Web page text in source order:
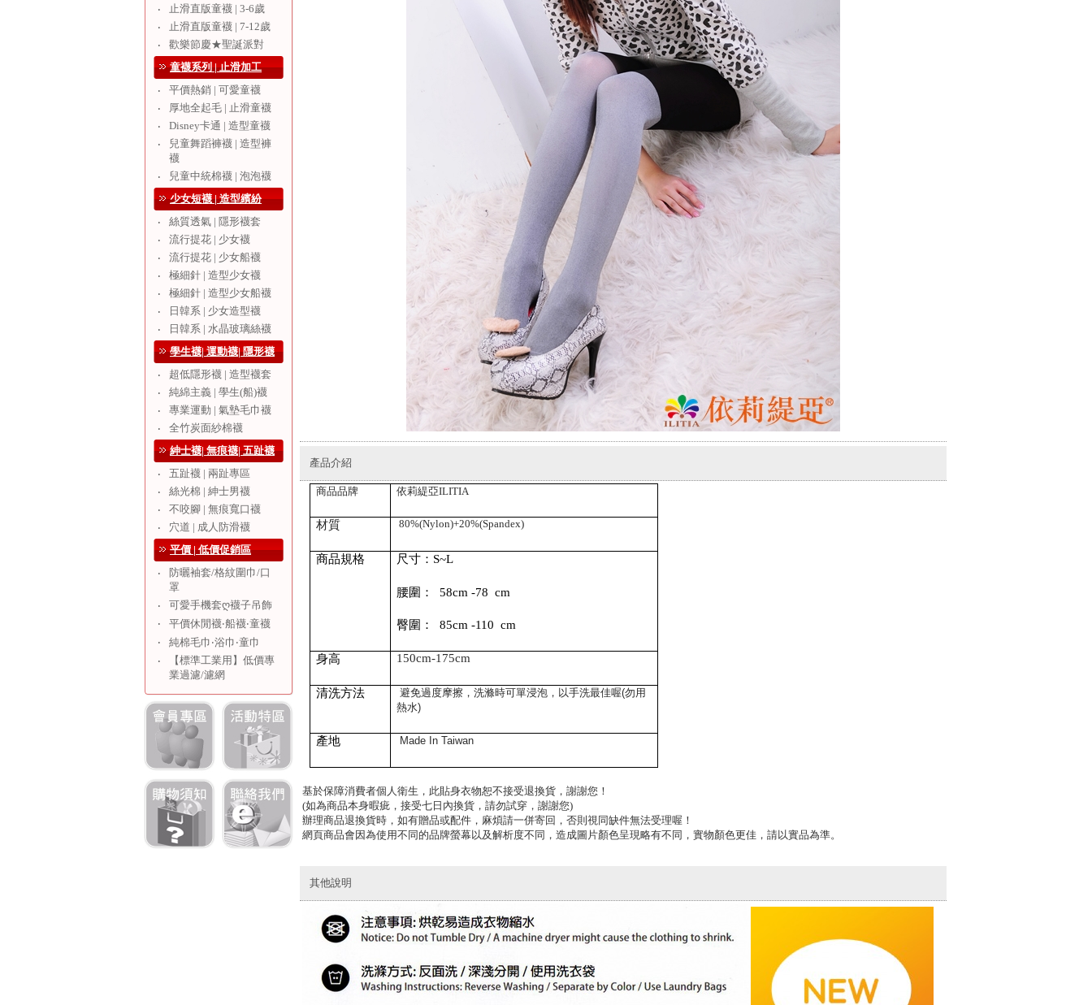
‧
止滑直版童襪 | 3-6歲
‧
止滑直版童襪 | 7-12歲
‧
歡樂節慶★聖誕派對
童襪系列 | 止滑加工
‧
平價熱銷 | 可愛童襪
‧
厚地全起毛 | 止滑童襪
‧
Disney卡通 | 造型童襪
‧
兒童舞蹈褲襪 | 造型褲
襪
‧
兒童中統棉襪 | 泡泡襪
少女短襪 | 造型繽紛
‧
絲質透氣 | 隱形襪套
‧
流行提花 | 少女襪
‧
流行提花 | 少女船襪
‧
極細針 | 造型少女襪
‧
極細針 | 造型少女船襪
‧
日韓系 | 少女造型襪
‧
日韓系 | 水晶玻璃絲襪
學生襪| 運動襪| 隱形襪
‧
超低隱形襪 | 造型襪套
‧
純綿主義 | 學生(船)襪
‧
專業運動 | 氣墊毛巾襪
‧
全竹炭面紗棉襪
紳士襪| 無痕襪| 五趾襪
‧
五趾襪 | 兩趾專區
‧
絲光棉 | 紳士男襪
‧
不咬腳 | 無痕寬口襪
‧
穴道 | 成人防滑襪
平價 | 低價促銷區
‧
防曬袖套/格紋圍巾/口
罩
‧
可愛手機套ღ襪子吊飾
‧
平價休閒襪‧船襪‧童襪
‧
純棉毛巾‧浴巾‧童巾
‧
【標準工業用】低價專
業過濾/濾網
產品介紹
商品品牌 依莉緹亞ILITIA
材質 80%(Nylon)+20%(Spandex)
商品規格 尺寸： S~L
腰圍： 58cm -78 cm
臀圍： 85cm -110 cm
身高 150cm-175cm
清洗方法 避免過度摩擦，洗滌時可單浸泡，以手洗最佳喔(勿用
熱水)
產地 Made InTaiwan
基於保障消費者個人衛生，此貼身衣物恕不接受退換貨，謝謝您！
(如為商品本身暇疵，接受七日內換貨，請勿試穿，謝謝您)
辦理商品退換貨時，如有贈品或配件，麻煩請一併寄回，否則視同缺件無法受理喔！
網頁商品會因為使用不同的品牌螢幕以及解析度不同，造成圖片顏色呈現略有不同，實物顏色更佳，請以實品為準。
其他說明